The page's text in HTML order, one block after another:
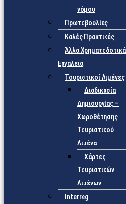
νόμου
Πρωτοβουλίες
Καλές Πρακτικές
Άλλα Χρηματοδοτικά
Εργαλεία
Τουριστικοί Λιμένες
Διαδικασία
Δημιουργίας –
Χωροθέτησης
Τουριστικού
Λιμένα
Χάρτες
Τουριστικών
Λιμένων
Interreg